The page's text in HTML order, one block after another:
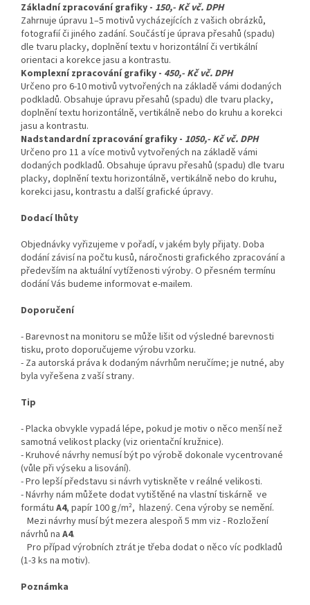
Základní zpracování grafiky - 150,- Kč vč. DPH
Zahrnuje úpravu 1–5 motivů vycházejících z vašich obrázků,
fotografií či jiného zadání. Součástí je úprava přesahů (spadu)
dle tvaru placky, doplnění textu v horizontální či vertikální
orientaci a korekce jasu a kontrastu.
Komplexní zpracování grafiky - 450,- Kč vč. DPH
Určeno pro 6-10 motivů vytvořených na základě vámi dodaných
podkladů. Obsahuje úpravu přesahů (spadu) dle tvaru placky,
doplnění textu horizontálně, vertikálně nebo do kruhu a korekci
jasu a kontrastu.
Nadstandardní zpracování grafiky - 1050,- Kč vč. DPH
Určeno pro 11 a více motivů vytvořených na základě vámi
dodaných podkladů. Obsahuje úpravu přesahů (spadu) dle tvaru
placky, doplnění textu horizontálně, vertikálně nebo do kruhu,
korekci jasu, kontrastu a další grafické úpravy.
Dodací lhůty
Objednávky vyřizujeme v pořadí, v jakém byly přijaty. Doba
dodání závisí na počtu kusů, náročnosti grafického zpracování a
především na aktuální vytíženosti výroby. O přesném termínu
dodání Vás budeme informovat e-mailem.
Doporučení
- Barevnost na monitoru se může lišit od výsledné barevnosti
tisku, proto doporučujeme výrobu vzorku.
- Za autorská práva k dodaným návrhům neručíme; je nutné, aby
byla vyřešena z vaší strany.
Tip
- Placka obvykle vypadá lépe, pokud je motiv o něco menší než
samotná velikost placky (viz orientační kružnice).
- Kruhové návrhy nemusí být po výrobě dokonale vycentrované
(vůle při výseku a lisování).
- Pro lepší představu si návrh vytiskněte v reálné velikosti.
- Návrhy nám můžete dodat vytištěné na vlastní tiskárně ve
formátu A4, papír 100 g/m², hlazený. Cena výroby se nemění.
Mezi návrhy musí být mezera alespoň 5 mm viz - Rozložení
návrhů na A4.
Pro případ výrobních ztrát je třeba dodat o něco víc podkladů
(1-3 ks na motiv).
Poznámka